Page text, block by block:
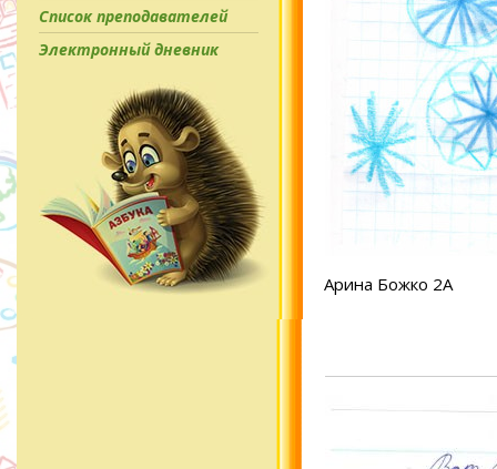
Список преподавателей
Электронный дневник
Арина Божко 2А